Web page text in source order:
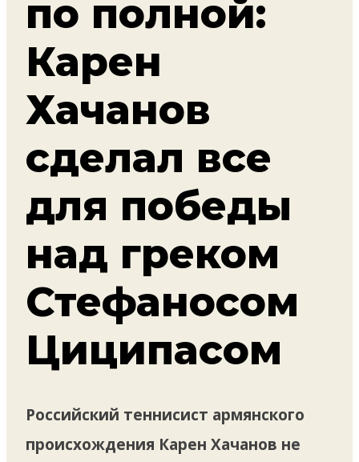
по полной:
Карен
Хачанов
сделал все
для победы
над греком
Стефаносом
Циципасом
Российский теннисист армянского
происхождения Карен Хачанов не